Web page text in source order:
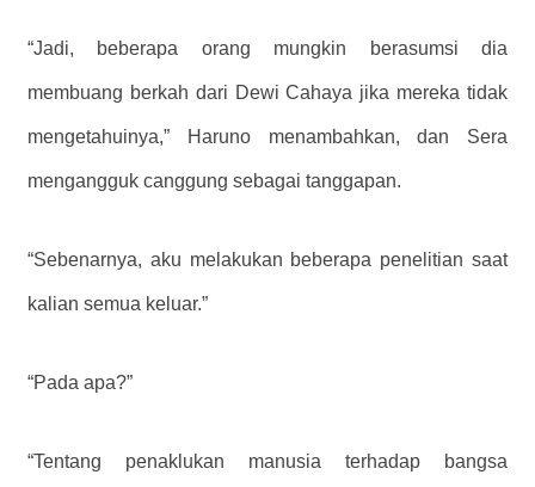
“Jadi, beberapa orang mungkin berasumsi dia
membuang berkah dari Dewi Cahaya jika mereka tidak
mengetahuinya,” Haruno menambahkan, dan Sera
mengangguk canggung sebagai tanggapan.
“Sebenarnya, aku melakukan beberapa penelitian saat
kalian semua keluar.”
“Pada apa?”
“Tentang penaklukan manusia terhadap bangsa